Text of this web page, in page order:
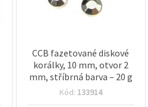
CCB fazetované diskové
korálky, 10 mm, otvor 2
mm, stříbrná barva – 20 g
Kód: 133914